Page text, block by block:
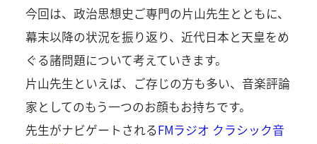
今回は、政治思想史ご専門の片山先生とともに、
幕末以降の状況を振り返り、近代日本と天皇をめ
ぐる諸問題について考えていきます。
片山先生といえば、ご存じの方も多い、音楽評論
家としてのもう一つのお顔もお持ちです。
先生がナビゲートされるFMラジオ クラシック音